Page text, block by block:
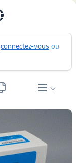
connectez-vous ou